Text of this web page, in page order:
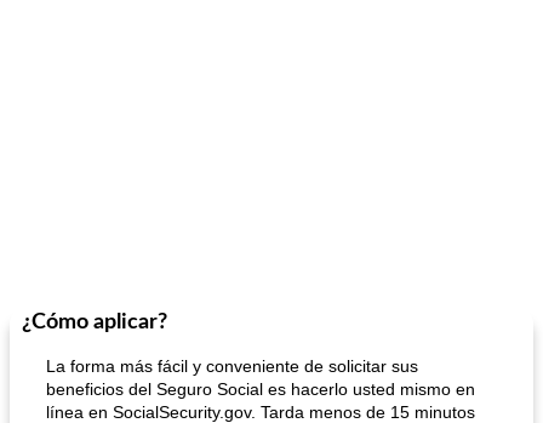
¿Cómo aplicar?
La forma más fácil y conveniente de solicitar sus
beneficios del Seguro Social es hacerlo usted mismo en
línea en SocialSecurity.gov. Tarda menos de 15 minutos